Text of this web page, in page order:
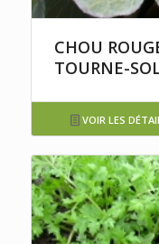
CHOU
TOURNE-
VOIR LES